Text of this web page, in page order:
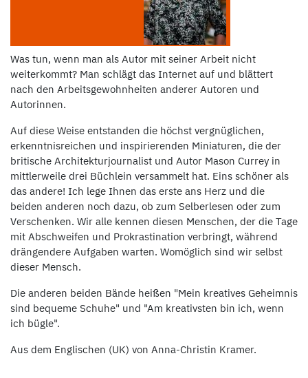
Was tun, wenn man als Autor mit seiner Arbeit nicht
weiterkommt? Man schlägt das Internet auf und blättert
nach den Arbeitsgewohnheiten anderer Autoren und
Autorinnen.
Auf diese Weise entstanden die höchst vergnüglichen,
erkenntnisreichen und inspirierenden Miniaturen, die der
britische Architekturjournalist und Autor Mason Currey in
mittlerweile drei Büchlein versammelt hat. Eins schöner als
das andere! Ich lege Ihnen das erste ans Herz und die
beiden anderen noch dazu, ob zum Selberlesen oder zum
Verschenken. Wir alle kennen diesen Menschen, der die Tage
mit Abschweifen und Prokrastination verbringt, während
drängendere Aufgaben warten. Womöglich sind wir selbst
dieser Mensch.
Die anderen beiden Bände heißen "Mein kreatives Geheimnis
sind bequeme Schuhe" und "Am kreativsten bin ich, wenn
ich bügle".
Aus dem Englischen (UK) von Anna-Christin Kramer.